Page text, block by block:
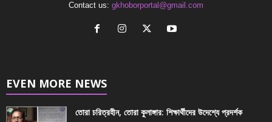
Contact us: gkhoborportal@gmail.com
EVEN MORE NEWS
তোরা চরিত্রহীন, তোরা কুলাঙ্গার: শিক্ষার্থীদের উদেশ্যে প্রদর্শক